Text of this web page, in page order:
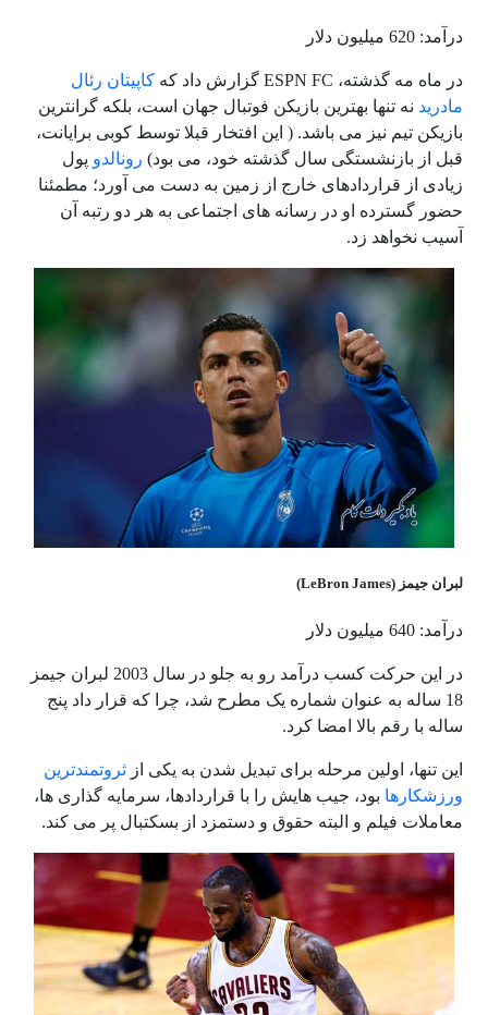
درآمد: 620 میلیون دلار
در ماه مه گذشته، ESPN FC گزارش داد که
کاپیتان رئال
مادرید نه تنها بهترین بازیکن فوتبال جهان است، بلکه گرانترین
بازیکن تیم نیز می باشد. ( این افتخار قبلا توسط کوبی برایانت،
قبل از بازنشستگی سال گذشته خود، می بود)رونالدو پول
زیادی از قراردادهای خارج از زمین به دست می آورد؛ مطمئنا
حضور گسترده او در رسانه های اجتماعی به هر دو رتبه آن
آسیب نخواهد زد.
لبران جیمز (LeBron James)
درآمد: 640 میلیون دلار
در این حرکت کسب درآمد رو به جلو در سال 2003 لبران جیمز
18 ساله به عنوان شماره یک مطرح شد، چرا که قرار داد پنج
ساله با رقم بالا امضا کرد.
این تنها، اولین مرحله برای تبدیل شدن به یکی از ثروتمندترین
ورزشکارها بود، جیب هایش را با قراردادها، سرمایه گذاری ها،
معاملات فیلم و البته حقوق و دستمزد از بسکتبال پر می کند.